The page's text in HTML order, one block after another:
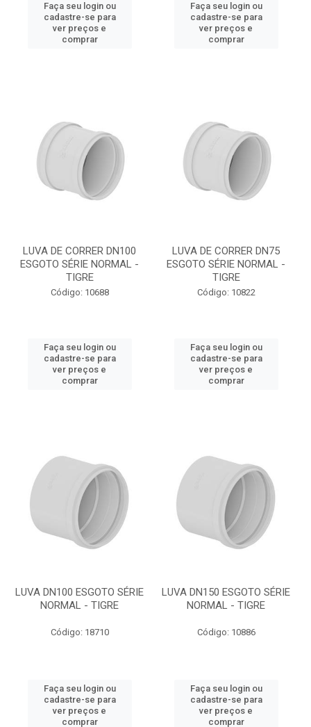
Faça seu login ou
cadastre-se para
ver preços e
comprar
Faça seu login ou
cadastre-se para
ver preços e
comprar
LUVA DE CORRER DN100
ESGOTO SÉRIE NORMAL -
TIGRE
Código: 10688
Faça seu login ou
cadastre-se para
ver preços e
comprar
LUVA DE CORRER DN75
ESGOTO SÉRIE NORMAL -
TIGRE
Código: 10822
Faça seu login ou
cadastre-se para
ver preços e
comprar
LUVA DN100 ESGOTO SÉRIE
NORMAL - TIGRE
Código: 18710
Faça seu login ou
cadastre-se para
ver preços e
comprar
LUVA DN150 ESGOTO SÉRIE
NORMAL - TIGRE
Código: 10886
Faça seu login ou
cadastre-se para
ver preços e
comprar